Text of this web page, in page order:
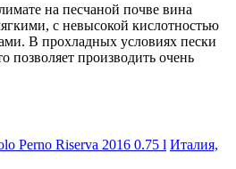
на песчаной почве вина
с невысокой кислотностью
В прохладных условиях пески
позволяет производить очень
Perno Riserva 2016 0.75 l Италия,